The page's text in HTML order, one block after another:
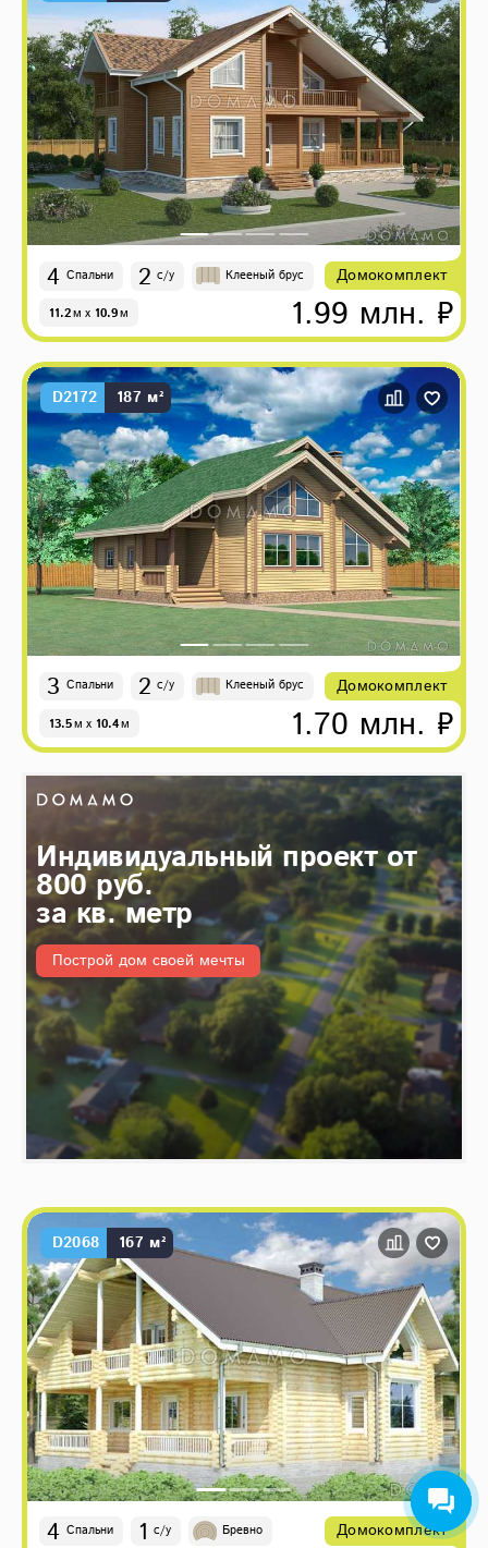
4 Спальни 2 с/у Клееный брус
11.2м x 10.9м
Домокомплект
1.99 млн. ₽
D2172 187 м²
3 Спальни 2 с/у Клееный брус
13.5м x 10.4м
Домокомплект
1.70 млн. ₽
Индивидуальный проект от
800 руб.
за кв. метр
Построй дом своей мечты
D2068 167 м²
4 Спальни 1 с/у Бревно Домокомплект